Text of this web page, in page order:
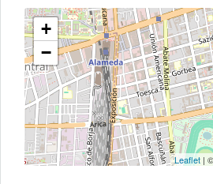
+
−
Leaflet | ©